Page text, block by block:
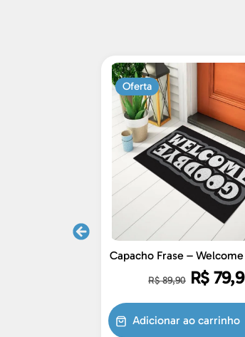
Oferta
Capacho Frase –
R$89,90 R$
Adicionar ao carrinho